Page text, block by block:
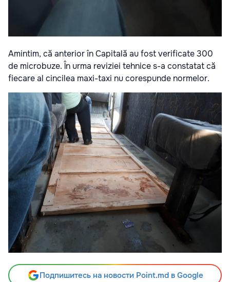
Amintim, că anterior în Capitală au fost verificate 300
de microbuze. În urma reviziei tehnice s-a constatat că
fiecare al cincilea maxi-taxi nu corespunde normelor.
Подпишитесь на новости Point.md в Google